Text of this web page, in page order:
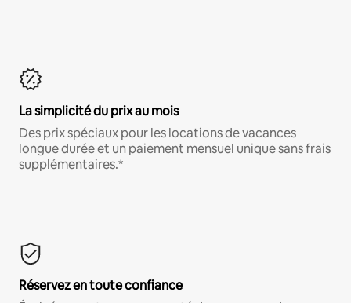
La simplicité du prix au mois
Des prix spéciaux pour les locations de vacances
longue durée et un paiement mensuel unique sans frais
supplémentaires.*
Réservez en toute confiance